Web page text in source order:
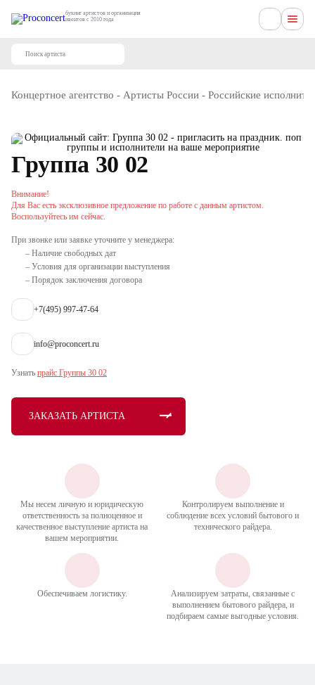
букинг артистов и организация
ивентов с 2010 года
Концертное агентство - Артисты России - Российские
Группа 30 02
Внимание!
Для Вас есть эксклюзивное предложение по работе с данным артистом.
Воспользуйтесь им сейчас.
При звонке или заявке уточните у менеджера:
– Наличие свободных дат
– Условия для организации выступления
– Порядок заключения договора
+7(495) 997-47-64
info@proconcert.ru
Узнать прайс Группы 30 02
ЗАКАЗАТЬ АРТИСТА
Мы несем личную и юридическую
ответственность за полноценное и
качественное выступление артиста на
вашем мероприятии.
Контролируем выполнение и
соблюдение всех условий бытового и
технического райдера.
Обеспечиваем логистику.
Анализируем затраты, связанные с
выполнением бытового райдера, и
подбираем самые выгодные условия.